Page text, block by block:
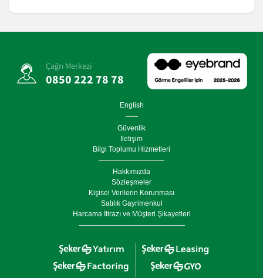
Çağrı Merkezi
0850 222 78 78
English
Güvenlik
İletişim
Bilgi Toplumu Hizmetleri
Hakkımızda
Sözleşmeler
Kişisel Verilerin Korunması
Satılık Gayrimenkul
Harcama İtirazı ve Müşteri Şikayetleri